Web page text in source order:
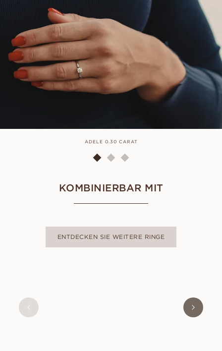
ADELE 0.30 CARAT
KOMBINIERBAR MIT
ENTDECKEN SIE WEITERE RINGE